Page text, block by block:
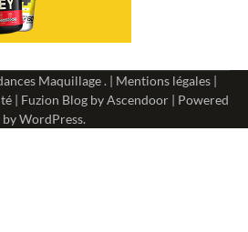
Maquillage. | Mentions légales|
| Fuzion Blog byAscendoor | Powered
byWordPress.